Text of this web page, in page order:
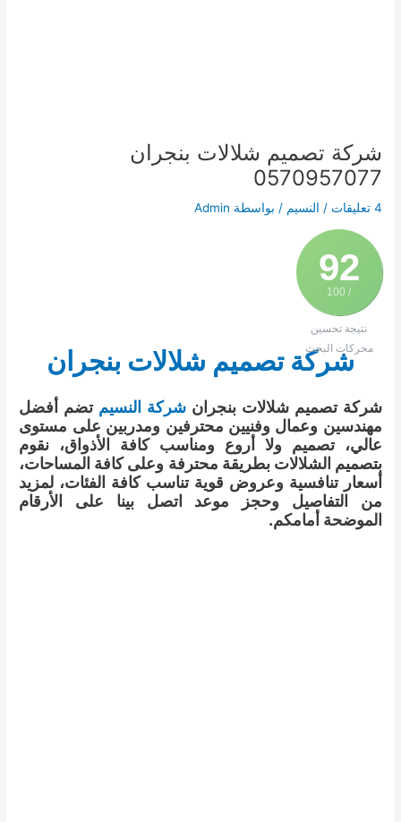
شركة تصميم شلالات بنجران
0570957077
4 تعليقات / النسيم / بواسطة Admin
92
/ 100
نتيجة تحسين
محركات البحث
شركة تصميم شلالات بنجران
شركة تصميم شلالات بنجران شركة النسيم تضم أفضل
مهندسين وعمال وفنيين محترفين ومدربين على مستوى
عالي، تصميم ولا أروع ومناسب كافة الأذواق، نقوم
بتصميم الشلالات بطريقة محترفة وعلى كافة المساحات،
أسعار تنافسية وعروض قوية تناسب كافة الفئات، لمزيد
من التفاصيل وحجز موعد اتصل بينا على الأرقام
الموضحة أمامكم.